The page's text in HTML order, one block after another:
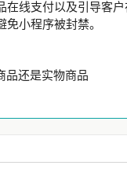
线支付以及引导客
小程序被封禁。
品还是实物商品